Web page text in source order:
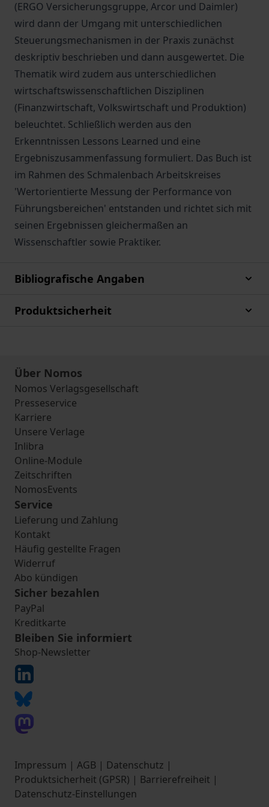
(ERGO Versicherungsgruppe, Arcor und Daimler)
wird dann der Umgang mit unterschiedlichen
Steuerungsmechanismen in der Praxis zunächst
deskriptiv beschrieben und dann ausgewertet. Die
Thematik wird zudem aus unterschiedlichen
wirtschaftswissenschaftlichen Disziplinen
(Finanzwirtschaft, Volkswirtschaft und Produktion)
beleuchtet. Schließlich werden aus den
Erkenntnissen Lessons Learned und eine
Ergebniszusammenfassung formuliert. Das Buch ist
im Rahmen des Schmalenbach Arbeitskreises
'Wertorientierte Messung der Performance von
Führungsbereichen' entstanden und richtet sich mit
seinen Ergebnissen gleichermaßen an
Wissenschaftler sowie Praktiker.
Bibliografische Angaben
Produktsicherheit
Über Nomos
Nomos Verlagsgesellschaft
Presseservice
Karriere
Unsere Verlage
Inlibra
Online-Module
Zeitschriften
NomosEvents
Service
Lieferung und Zahlung
Kontakt
Häufig gestellte Fragen
Widerruf
Abo kündigen
Sicher bezahlen
PayPal
Kreditkarte
Bleiben Sie informiert
Shop-Newsletter
Impressum | AGB | Datenschutz |
Produktsicherheit (GPSR) | Barrierefreiheit |
Datenschutz-Einstellungen